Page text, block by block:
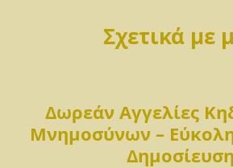
Σχετικά με
Δωρεάν Αγγελίες
Μνημοσύνων –
Δημοσίευση